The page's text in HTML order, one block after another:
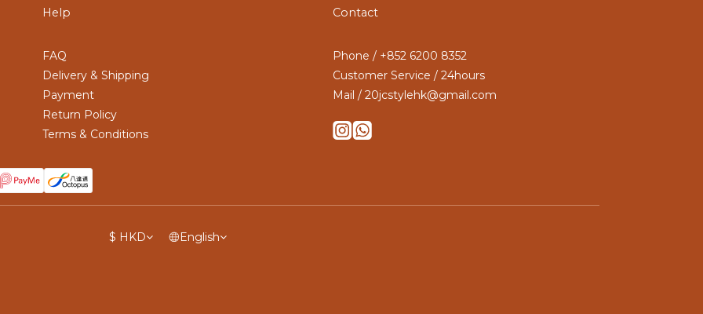
Help
FAQ
Delivery & Shipping
Payment
Return Policy
Terms & Conditions
Contact
Phone / +852 6200 8352
Customer Service / 24hours
Mail / 20jcstylehk@gmail.com
$ HKD English